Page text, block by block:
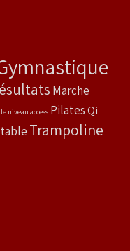
Marche
niveau access Pilates Qi
Trampoline